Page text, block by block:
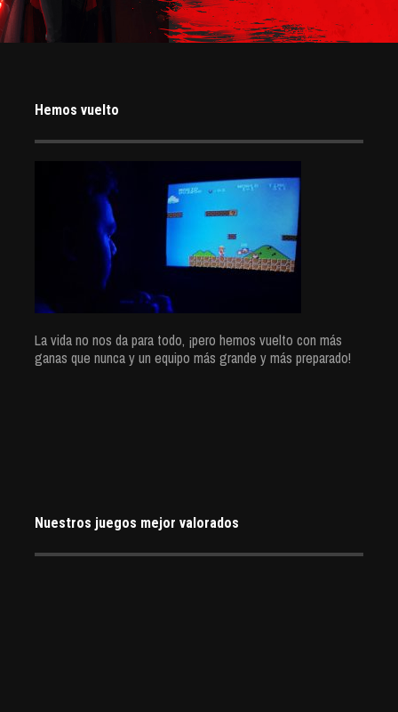
Hemos vuelto
La vida no nos da para todo, ¡pero hemos vuelto con más
ganas que nunca y un equipo más grande y más preparado!
Nuestros juegos mejor valorados